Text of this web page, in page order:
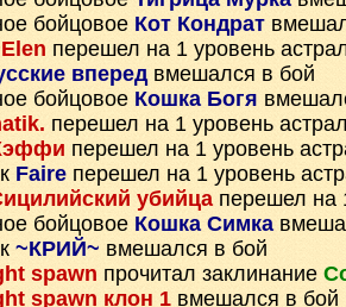
бойцовое Кот Кондрат
перешел на 1 уровень
впередвмешался в бой
бойцовое Кошка Богя
перешел на 1 уровень
перешел на 1 уровень
Faire перешел на 1 уровень
убийцаперешел на
бойцовое Кошка Симка
~КРИЙ~ вмешался в бой
spawn прочитал заклинание
spawn клон 1 вмешался в бой